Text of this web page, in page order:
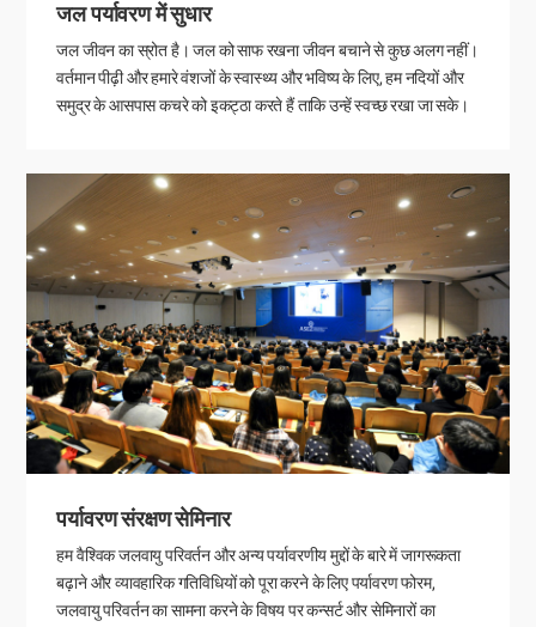
जल पर्यावरण में सुधार
जल जीवन का स्रोत है। जल को साफ रखना जीवन बचाने से कुछ अलग नहीं।
वर्तमान पीढ़ी और हमारे वंशजों के स्वास्थ्य और भविष्य के लिए, हम नदियों और
समुद्र के आसपास कचरे को इकट्ठा करते हैं ताकि उन्हें स्वच्छ रखा जा सके।
पर्यावरण संरक्षण सेमिनार
हम वैश्विक जलवायु परिवर्तन और अन्य पर्यावरणीय मुद्दों के बारे में जागरूकता
बढ़ाने और व्यावहारिक गतिविधियों को पूरा करने के लिए पर्यावरण फोरम,
जलवायु परिवर्तन का सामना करने के विषय पर कन्सर्ट और सेमिनारों का